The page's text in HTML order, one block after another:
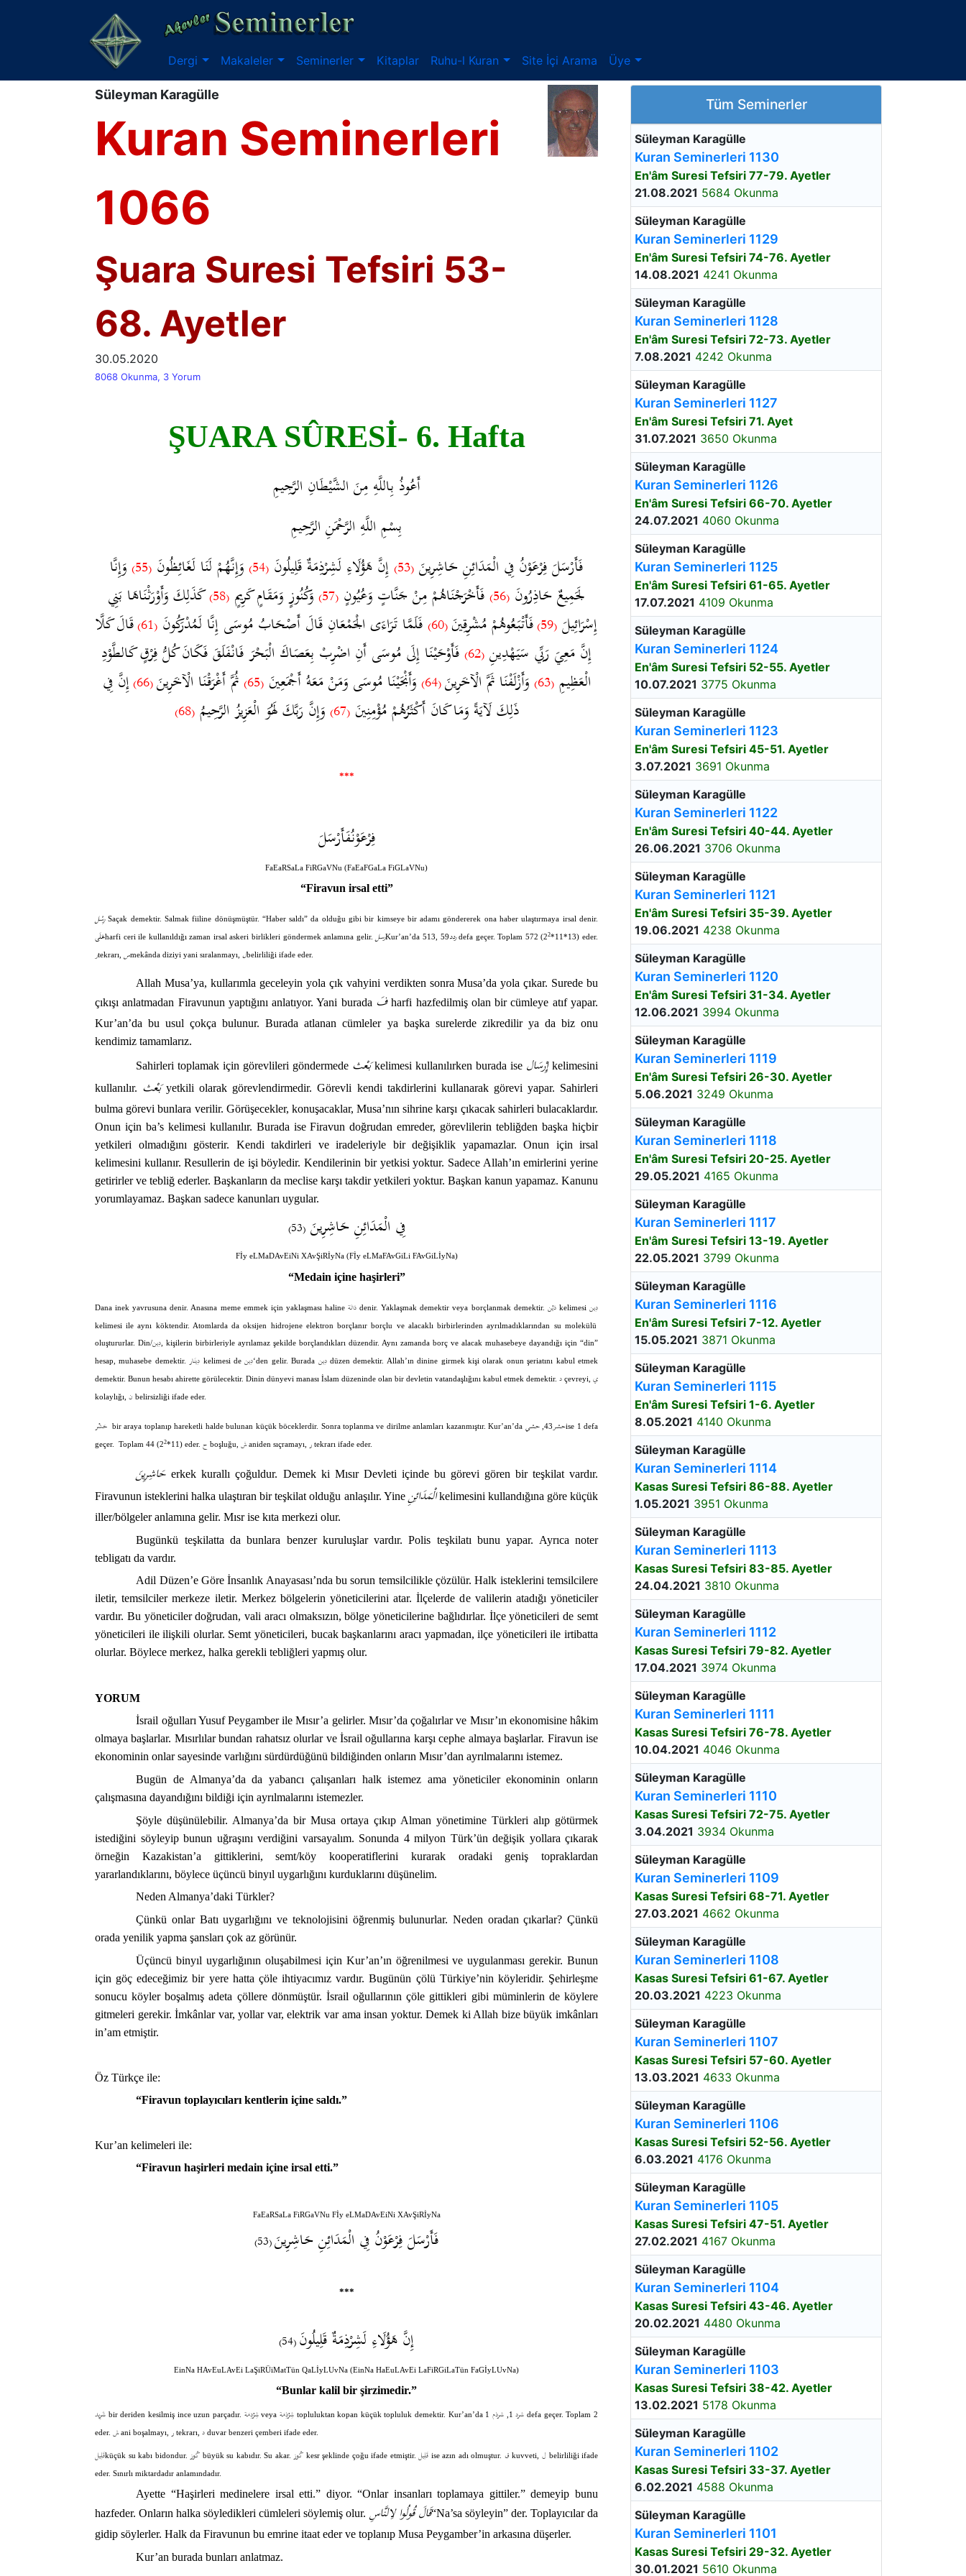
Dergi Makaleler Seminerler Kitaplar Ruhu-l Kuran Site İçi Arama Üye
Süleyman Karagülle
Kuran Seminerleri
1066
Şuara Suresi Tefsiri 53-
68. Ayetler
30.05.2020
8068 Okunma, 3 Yorum
ŞUARA SÛRESİ- 6. Hafta
أَعُوذُ بِاللَّهِ مِنَ الشَّيْطَانِ الرَّجِيمِ
بِسْمِ اللَّهِ الرَّحْمَنِ الرَّحِيمِ
فَأَرْسَلَ فِرْعَوْنُ فِي الْمَدَائِنِ حَاشِرِينَ (53) إِنَّ هَؤُلَاءِ لَشِرْذِمَةٌ قَلِيلُونَ (54) وَإِنَّهُمْ لَنَا لَغَائِظُونَ (55)
وَإِنَّا
لَجَمِيعٌ حَاذِرُونَ (56) فَأَخْرَجْنَاهُمْ مِنْ جَنَّاتٍ وَعُيُونٍ (57) وَكُنُوزٍ وَمَقَامٍ كَرِيمٍ (58)
كَذَلِكَ وَأَوْرَثْنَاهَا بَنِي
إِسْرَائِيلَ (59) فَأَتْبَعُوهُمْ مُشْرِقِينَ(60) فَلَمَّا تَرَاءَى الْجَمْعَانِ قَالَ أَصْحَابُ مُوسَى إِنَّا لَمُدْرَكُونَ (61)
قَالَ كَلَّا
إِنَّ مَعِيَ رَبِّي سَيَهْدِينِ (62)
فَأَوْحَيْنَا إِلَى مُوسَى أَنِ اضْرِبْ بِعَصَاكَ الْبَحْرَ فَانْفَلَقَ فَكَانَ كُلُّ فِرْقٍ كَالطَّوْدِ
الْعَظِيمِ(63) وَأَزْلَفْنَا ثَمَّ الْآخَرِينَ(64) وَأَنْجَيْنَا مُوسَى وَمَنْ مَعَهُ أَجْمَعِينَ(65) ثُمَّ أَغْرَقْنَا الْآخَرِينَ(66)
إِنَّ فِي
ذَلِكَ لَآيَةً وَمَا كَانَ أَكْثَرُهُمْ مُؤْمِنِينَ(67) وَإِنَّ رَبَّكَ لَهُوَ الْعَزِيزُ الرَّحِيمُ(68)
***
فِرْعَوْنُفَأَرْسَلَ
FaEaRSaLa FiRGaVNu (FaEaFGaLa FiGLaVNu)
“Firavun irsal etti”
رِسْلSaçak demektir. Salmak fiiline dönüşmüştür. “Haber saldı” da olduğu gibi bir kimseye bir adamı göndererek ona haber ulaştırmaya irsal denir.
عَلَىharfi ceri ile kullanıldığı zaman irsal askeri birlikleri göndermek anlamına gelir.رسلKur’an’da 513, ردد59 defa geçer. Toplam 572 (22*11*13) eder.
رtekrarı, سmekânda diziyi yani sıralanmayı, لbelirliliği ifade eder.
Allah Musa’ya, kullarımla geceleyin yola çık vahyini verdikten sonra Musa’da yola çıkar. Surede bu
çıkışı anlatmadan Firavunun yaptığını anlatıyor. Yani burada فَharfi hazfedilmiş olan bir cümleye atıf yapar.
Kur’an’da bu usul çokça bulunur. Burada atlanan cümleler ya başka surelerde zikredilir ya da biz onu
kendimiz tamamlarız.
Sahirleri toplamak için görevlileri göndermede بَعْثkelimesi kullanılırken burada ise إِرْسَالkelimesini
kullanılır. بَعْثyetkili olarak görevlendirmedir. Görevli kendi takdirlerini kullanarak görevi yapar. Sahirleri
bulma görevi bunlara verilir. Görüşecekler, konuşacaklar, Musa’nın sihrine karşı çıkacak sahirleri bulacaklardır.
Onun için ba’s kelimesi kullanılır. Burada ise Firavun doğrudan emreder, görevlilerin tebliğden başka hiçbir
yetkileri olmadığını gösterir. Kendi takdirleri ve iradeleriyle bir değişiklik yapamazlar. Onun için irsal
kelimesini kullanır. Resullerin de işi böyledir. Kendilerinin bir yetkisi yoktur. Sadece Allah’ın emirlerini yerine
getirirler ve tebliğ ederler. Başkanların da meclise karşı takdir yetkileri yoktur. Başkan kanun yapamaz. Kanunu
yorumlayamaz. Başkan sadece kanunları uygular.
فِي الْمَدَائِنِ حَاشِرِينَ(53)
Fİy eLMaDAvEiNi XAvŞiRİyNa (Fİy eLMaFAvGiLi FAvGiLİyNa)
“Medain içine haşirleri”
Dana inek yavrusuna denir. Anasına meme emmek için yaklaşması halineدَانَة denir. Yaklaşmak demektir veya borçlanmak demektir. دَيْنkelimesiدِين
kelimesi ile aynı köktendir. Atomlarda da oksijen hidrojene elektron borçlanır borçlu ve alacaklı birbirlerinden ayrılmadıklarından su molekülü
oluştururlar. Din/دِين , kişilerin birbirleriyle ayrılamaz şekilde borçlandıkları düzendir. Aynı zamanda borç ve alacak muhasebeye dayandığı için “din”
hesap, muhasebe demektir. دِينَار kelimesi deدِين‘den gelir. Burada دِينdüzen demektir. Allah’ın dinine girmek kişi olarak onun şeriatını kabul etmek
demektir. Bunun hesabı ahirette görülecektir. Dinin dünyevi manası İslam düzeninde olan bir devletin vatandaşlığını kabul etmek demektir. د çevreyi, ي
kolaylığı, ن belirsizliği ifade eder.
حَشْر bir araya toplanıp hareketli halde bulunan küçük böceklerdir. Sonra toplanma ve dirilme anlamları kazanmıştır.Kur’an’da حشر43, حشي ise 1 defa
geçer. Toplam 44 (22*11) eder. ح boşluğu, شaniden sıçramayı, ر tekrarı ifade eder.
حَاشِرِينَ erkek kurallı çoğuldur. Demek ki Mısır Devleti içinde bu görevi gören bir teşkilat vardır.
Firavunun isteklerini halka ulaştıran bir teşkilat olduğu anlaşılır. Yine الْمَدَائِنِkelimesini kullandığına göre küçük
iller/bölgeler anlamına gelir. Mısr ise kıta merkezi olur.
Bugünkü teşkilatta da bunlara benzer kuruluşlar vardır. Polis teşkilatı bunu yapar. Ayrıca noter
tebligatı da vardır.
Adil Düzen’e Göre İnsanlık Anayasası’nda bu sorun temsilcilikle çözülür. Halk isteklerini temsilcilere
iletir, temsilciler merkeze iletir. Merkez bölgelerin yöneticilerini atar. İlçelerde de valilerin atadığı yöneticiler
vardır. Bu yöneticiler doğrudan, vali aracı olmaksızın, bölge yöneticilerine bağlıdırlar. İlçe yöneticileri de semt
yöneticileri ile ilişkili olurlar. Semt yöneticileri, bucak başkanlarını aracı yapmadan, ilçe yöneticileri ile irtibatta
olurlar. Böylece merkez, halka gerekli tebliğleri yapmış olur.
YORUM
İsrail oğulları Yusuf Peygamber ile Mısır’a gelirler. Mısır’da çoğalırlar ve Mısır’ın ekonomisine hâkim
olmaya başlarlar. Mısırlılar bundan rahatsız olurlar ve İsrail oğullarına karşı cephe almaya başlarlar. Firavun ise
ekonominin onlar sayesinde varlığını sürdürdüğünü bildiğinden onların Mısır’dan ayrılmalarını istemez.
Bugün de Almanya’da da yabancı çalışanları halk istemez ama yöneticiler ekonominin onların
çalışmasına dayandığını bildiği için ayrılmalarını istemezler.
Şöyle düşünülebilir. Almanya’da bir Musa ortaya çıkıp Alman yönetimine Türkleri alıp götürmek
istediğini söyleyip bunun uğraşını verdiğini varsayalım. Sonunda 4 milyon Türk’ün değişik yollara çıkarak
örneğin Kazakistan’a gittiklerini, semt/köy kooperatiflerini kurarak oradaki geniş topraklardan
yararlandıklarını, böylece üçüncü binyıl uygarlığını kurduklarını düşünelim.
Neden Almanya’daki Türkler?
Çünkü onlar Batı uygarlığını ve teknolojisini öğrenmiş bulunurlar. Neden oradan çıkarlar? Çünkü
orada yenilik yapma şansları çok az görünür.
Üçüncü binyıl uygarlığının oluşabilmesi için Kur’an’ın öğrenilmesi ve uygulanması gerekir. Bunun
için göç edeceğimiz bir yere hatta çöle ihtiyacımız vardır. Bugünün çölü Türkiye’nin köyleridir. Şehirleşme
sonucu köyler boşalmış adeta çöllere dönmüştür. İsrail oğullarının çöle gittikleri gibi müminlerin de köylere
gitmeleri gerekir. İmkânlar var, yollar var, elektrik var ama insan yoktur. Demek ki Allah bize büyük imkânları
in’am etmiştir.
Öz Türkçe ile:
“Firavun toplayıcıları kentlerin içine saldı.”
Kur’an kelimeleri ile:
“Firavun haşirleri medain içine irsal etti.”
FaEaRSaLa FiRGaVNu Fİy eLMaDAvEiNi XAvŞiRİyNa
فَأَرْسَلَ فِرْعَوْنُ فِي الْمَدَائِنِ حَاشِرِينَ(53)
***
إِنَّ هَؤُلَاءِ لَشِرْذِمَةٌ قَلِيلُونَ (54)
EinNa HAvEuLAvEi LaŞiRÜiMatTün QaLİyLUvNa (EinNa HaEuLAvEi LaFiRGiLaTün FaGİyLUvNa)
“Bunlar kalil bir şirzimedir.”
شَرِيد bir deriden kesilmiş ince uzun parçadır. شِرْدِمَةveya شِرْذِمَةtopluluktan kopan küçük topluluk demektir. Kur’an’da شرد1, شرذم 1 defa geçer. Toplam 2
eder. شani boşalmayı, ر tekrarı, د duvar benzeri çemberi ifade eder.
قَلِيلküçük su kabı bidondur. كُوز büyük su kabıdır. Su akar. كُوز kesr şeklinde çoğu ifade etmiştir. قَلِيل ise azın adı olmuştur. ق kuvveti, ل belirliliği ifade
eder. Sınırlı miktardadır anlamındadır.
Ayette “Haşirleri medinelere irsal etti.” diyor. “Onlar insanları toplamaya gittiler.” demeyip bunu
hazfeder. Onların halka söyledikleri cümleleri söylemiş olur. قَالَ قُولُوا لِالنَّاسِ“Na’sa söyleyin” der. Toplayıcılar da
gidip söylerler. Halk da Firavunun bu emrine itaat eder ve toplanıp Musa Peygamber’in arkasına düşerler.
Kur’an burada bunları anlatmaz.
Tüm Seminerler
Süleyman Karagülle
Kuran Seminerleri 1130
En'âm Suresi Tefsiri 77-79. Ayetler
21.08.2021 5684 Okunma
Süleyman Karagülle
Kuran Seminerleri 1129
En'âm Suresi Tefsiri 74-76. Ayetler
14.08.2021 4241 Okunma
Süleyman Karagülle
Kuran Seminerleri 1128
En'âm Suresi Tefsiri 72-73. Ayetler
7.08.2021 4242 Okunma
Süleyman Karagülle
Kuran Seminerleri 1127
En'âm Suresi Tefsiri 71. Ayet
31.07.2021 3650 Okunma
Süleyman Karagülle
Kuran Seminerleri 1126
En'âm Suresi Tefsiri 66-70. Ayetler
24.07.2021 4060 Okunma
Süleyman Karagülle
Kuran Seminerleri 1125
En'âm Suresi Tefsiri 61-65. Ayetler
17.07.2021 4109 Okunma
Süleyman Karagülle
Kuran Seminerleri 1124
En'âm Suresi Tefsiri 52-55. Ayetler
10.07.2021 3775 Okunma
Süleyman Karagülle
Kuran Seminerleri 1123
En'âm Suresi Tefsiri 45-51. Ayetler
3.07.2021 3691 Okunma
Süleyman Karagülle
Kuran Seminerleri 1122
En'âm Suresi Tefsiri 40-44. Ayetler
26.06.2021 3706 Okunma
Süleyman Karagülle
Kuran Seminerleri 1121
En'âm Suresi Tefsiri 35-39. Ayetler
19.06.2021 4238 Okunma
Süleyman Karagülle
Kuran Seminerleri 1120
En'âm Suresi Tefsiri 31-34. Ayetler
12.06.2021 3994 Okunma
Süleyman Karagülle
Kuran Seminerleri 1119
En'âm Suresi Tefsiri 26-30. Ayetler
5.06.2021 3249 Okunma
Süleyman Karagülle
Kuran Seminerleri 1118
En'âm Suresi Tefsiri 20-25. Ayetler
29.05.2021 4165 Okunma
Süleyman Karagülle
Kuran Seminerleri 1117
En'âm Suresi Tefsiri 13-19. Ayetler
22.05.2021 3799 Okunma
Süleyman Karagülle
Kuran Seminerleri 1116
En'âm Suresi Tefsiri 7-12. Ayetler
15.05.2021 3871 Okunma
Süleyman Karagülle
Kuran Seminerleri 1115
En'âm Suresi Tefsiri 1-6. Ayetler
8.05.2021 4140 Okunma
Süleyman Karagülle
Kuran Seminerleri 1114
Kasas Suresi Tefsiri 86-88. Ayetler
1.05.2021 3951 Okunma
Süleyman Karagülle
Kuran Seminerleri 1113
Kasas Suresi Tefsiri 83-85. Ayetler
24.04.2021 3810 Okunma
Süleyman Karagülle
Kuran Seminerleri 1112
Kasas Suresi Tefsiri 79-82. Ayetler
17.04.2021 3974 Okunma
Süleyman Karagülle
Kuran Seminerleri 1111
Kasas Suresi Tefsiri 76-78. Ayetler
10.04.2021 4046 Okunma
Süleyman Karagülle
Kuran Seminerleri 1110
Kasas Suresi Tefsiri 72-75. Ayetler
3.04.2021 3934 Okunma
Süleyman Karagülle
Kuran Seminerleri 1109
Kasas Suresi Tefsiri 68-71. Ayetler
27.03.2021 4662 Okunma
Süleyman Karagülle
Kuran Seminerleri 1108
Kasas Suresi Tefsiri 61-67. Ayetler
20.03.2021 4223 Okunma
Süleyman Karagülle
Kuran Seminerleri 1107
Kasas Suresi Tefsiri 57-60. Ayetler
13.03.2021 4633 Okunma
Süleyman Karagülle
Kuran Seminerleri 1106
Kasas Suresi Tefsiri 52-56. Ayetler
6.03.2021 4176 Okunma
Süleyman Karagülle
Kuran Seminerleri 1105
Kasas Suresi Tefsiri 47-51. Ayetler
27.02.2021 4167 Okunma
Süleyman Karagülle
Kuran Seminerleri 1104
Kasas Suresi Tefsiri 43-46. Ayetler
20.02.2021 4480 Okunma
Süleyman Karagülle
Kuran Seminerleri 1103
Kasas Suresi Tefsiri 38-42. Ayetler
13.02.2021 5178 Okunma
Süleyman Karagülle
Kuran Seminerleri 1102
Kasas Suresi Tefsiri 33-37. Ayetler
6.02.2021 4588 Okunma
Süleyman Karagülle
Kuran Seminerleri 1101
Kasas Suresi Tefsiri 29-32. Ayetler
30.01.2021 5610 Okunma